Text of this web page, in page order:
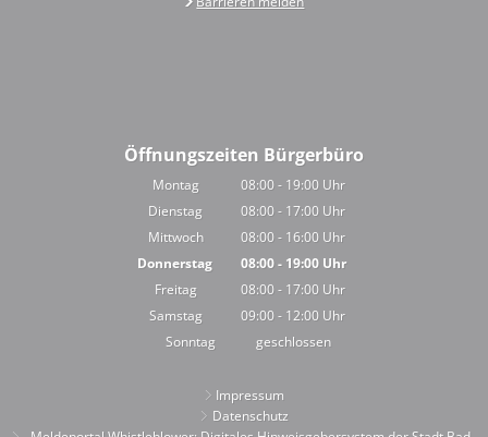
Öffnungszeiten Bürgerbüro
Montag 08:00- 19:00 Uhr
Von 08:00 bis 19:00 Uhr
Dienstag 08:00- 17:00 Uhr
Von 08:00 bis 17:00 Uhr
Mittwoch 08:00- 16:00 Uhr
Von 08:00 bis 16:00 Uhr
Donnerstag 08:00- 19:00Uhr
Von 08:00 bis 19:00 Uhr
Freitag 08:00- 17:00 Uhr
Von 08:00 bis 17:00 Uhr
Samstag 09:00- 12:00 Uhr
Von 09:00 bis 12:00 Uhr
Sonntag geschlossen
Impressum
Datenschutz